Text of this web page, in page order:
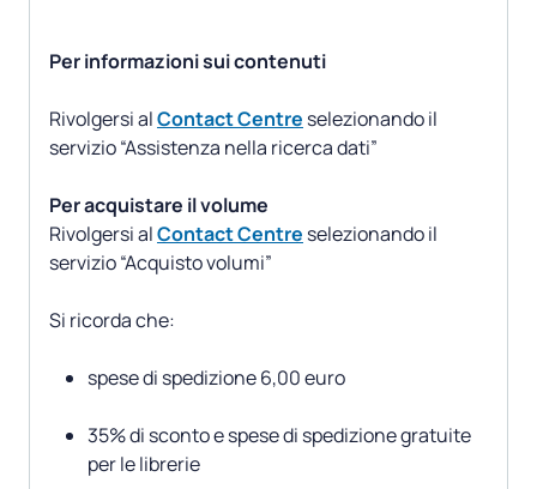
Per informazioni sui contenuti
Rivolgersi alContact Centre selezionando il
servizio “Assistenza nella ricerca dati”
Per acquistare il volume
Rivolgersi alContact Centre selezionando il
servizio “Acquisto volumi”
spese di spedizione 6,00 euro
35% di sconto e spese di spedizione gratuite
per le librerie